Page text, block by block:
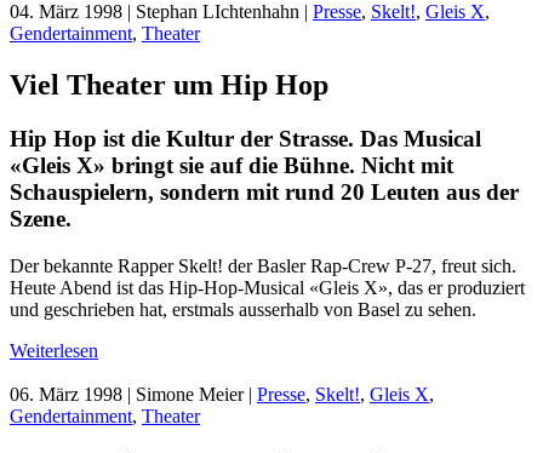
04. März 1998 | Stephan LIchtenhahn | Presse, Skelt!, Gleis X,
Gendertainment, Theater
Viel Theater um Hip Hop
Hip Hop ist die Kultur der Strasse. Das Musical
«Gleis X» bringt sie auf die Bühne. Nicht mit
Schauspielern, sondern mit rund 20 Leuten aus der
Szene.
Der bekannte Rapper Skelt! der Basler Rap-Crew P-27, freut sich.
Heute Abend ist das Hip-Hop-Musical «Gleis X», das er produziert
und geschrieben hat, erstmals ausserhalb von Basel zu sehen.
Weiterlesen
06. März 1998 | Simone Meier | Presse, Skelt!, Gleis X,
Gendertainment, Theater